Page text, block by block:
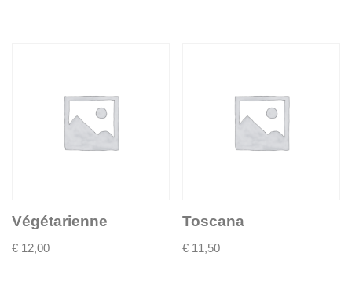
Végétarienne
€ 12,00
Toscana
€ 11,50